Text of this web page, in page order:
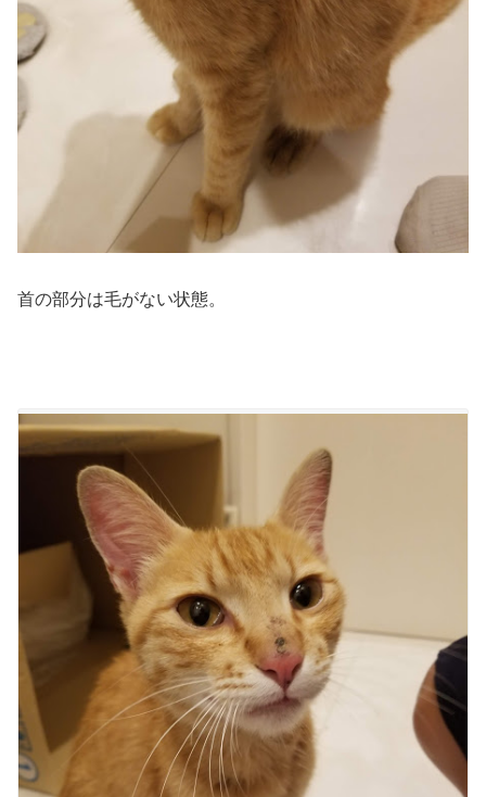
首の部分は毛がない状態。